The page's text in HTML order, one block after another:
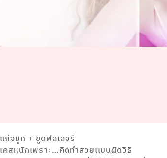
แก้จมูก + ขูดฟิลเลอร์
เคสหนักเพราะ…คิดทำสวยเเบบผิดวิธี